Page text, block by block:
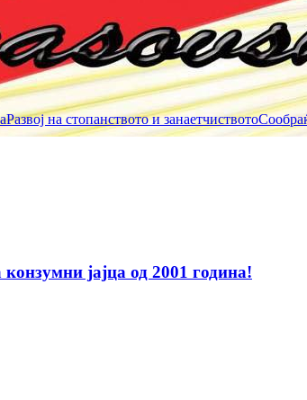
Развој на стопанството и занаетчиството
јајца од 2001 година!